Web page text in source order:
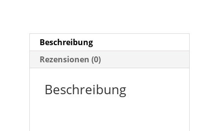
Beschreibung
Rezensionen (0)
Beschreibung